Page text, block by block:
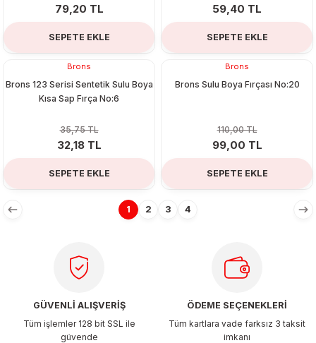
79,20 TL
SEPETE EKLE
59,40 TL
SEPETE EKLE
Brons
Brons 123 Serisi Sentetik Sulu Boya
Kısa Sap Fırça No:6
35,75 TL
32,18 TL
SEPETE EKLE
Brons
Brons Sulu Boya Fırçası No:20
110,00 TL
99,00 TL
SEPETE EKLE
1 2 3 4
GÜVENLİ ALIŞVERİŞ
Tüm işlemler 128 bit SSL ile
güvende
ÖDEME SEÇENEKLERİ
Tüm kartlara vade farksız 3 taksit
imkanı